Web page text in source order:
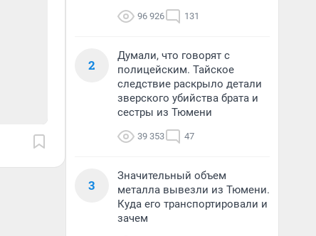
96 926 131
2
Думали, что говорят с
полицейским. Тайское
следствие раскрыло детали
зверского убийства брата и
сестры из Тюмени
39 353 47
3
Значительный объем
металла вывезли из Тюмени.
Куда его транспортировали и
зачем